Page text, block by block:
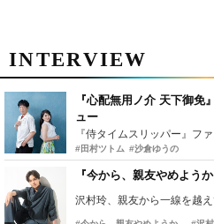
INTERVIEW
『心配無用ノ介 天下御
ュー
#田村ツトム #沙倉ゆうの
『今から、親友やめよう
沢村玲、親友から一線を越